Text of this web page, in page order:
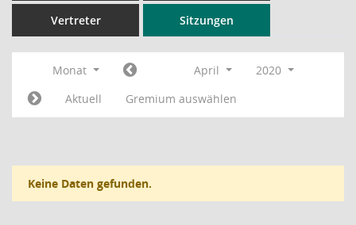
Vertreter Sitzungen
Monat April
2020
Aktuell
Gremium auswählen
Keine Daten gefunden.